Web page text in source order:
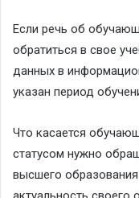
Если речь об
обратиться в свое
данных в
указан период
Что касается
статусом нужно
высшего